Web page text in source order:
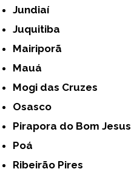
Jundiaí
Juquitiba
Mairiporã
Mauá
Mogi das Cruzes
Osasco
Pirapora do Bom Jesus
Poá
Ribeirão Pires